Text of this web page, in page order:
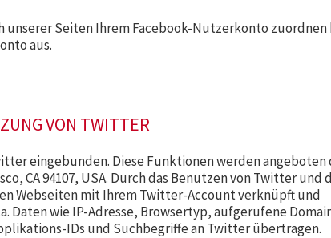
unserer Seiten Ihrem Facebook-Nutzerkonto zuordnen
aus.
VON TWITTER
eingebunden. Diese Funktionen werden angeboten
CA 94107, USA. Durch das Benutzen von Twitter und
Webseiten mit Ihrem Twitter-Account verknüpft und
Daten wie IP-Adresse, Browsertyp, aufgerufene
IDs und Suchbegriffe an Twitter übertragen.